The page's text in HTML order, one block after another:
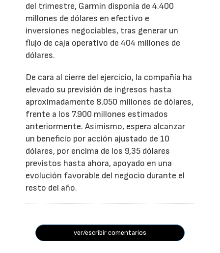
del trimestre, Garmin disponía de 4.400
millones de dólares en efectivo e
inversiones negociables, tras generar un
flujo de caja operativo de 404 millones de
dólares.
De cara al cierre del ejercicio, la compañía ha
elevado su previsión de ingresos hasta
aproximadamente 8.050 millones de dólares,
frente a los 7.900 millones estimados
anteriormente. Asimismo, espera alcanzar
un beneficio por acción ajustado de 10
dólares, por encima de los 9,35 dólares
previstos hasta ahora, apoyado en una
evolución favorable del negocio durante el
resto del año.
ver/escribir comentarios